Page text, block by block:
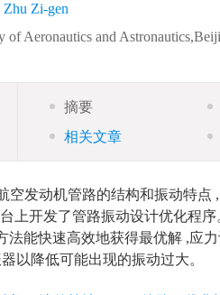
Zhu Zi-gen
of Aeronautics and
摘要
相关文章
空发动机管路的结构和振动特点
上开发了管路振动设计优化程
法能快速高效地获得最优解 ,应
以降低可能出现的振动过大。